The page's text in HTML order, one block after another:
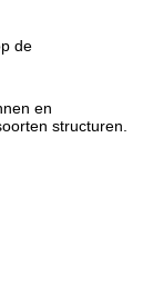
de
en
structuren.